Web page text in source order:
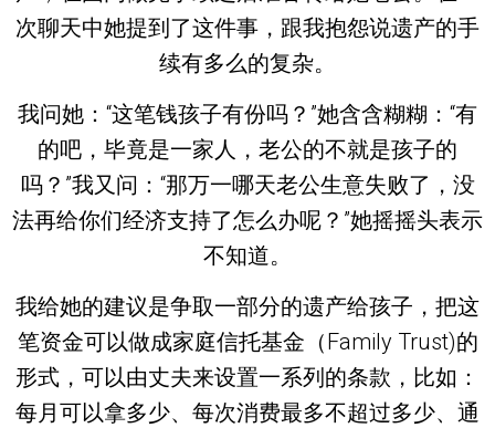
次聊天中她提到了这件事，跟我抱怨说遗产的手
续有多么的复杂。
我问她：“这笔钱孩子有份吗？”她含含糊糊：“有
的吧，毕竟是一家人，老公的不就是孩子的
吗？”我又问：“那万一哪天老公生意失败了，没
法再给你们经济支持了怎么办呢？”她摇摇头表示
不知道。
我给她的建议是争取一部分的遗产给孩子，把这
笔资金可以做成家庭信托基金（Family Trust)的
形式，可以由丈夫来设置一系列的条款，比如：
每月可以拿多少、每次消费最多不超过多少、通